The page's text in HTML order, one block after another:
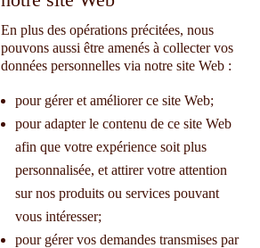
En plus des opérations précitées, nous
pouvons aussi être amenés à collecter vos
données personnelles via notre site Web :
pour gérer et améliorer ce site Web;
pour adapter le contenu de ce site Web
afin que votre expérience soit plus
personnalisée, et attirer votre attention
sur nos produits ou services pouvant
vous intéresser;
pour gérer vos demandes transmises par